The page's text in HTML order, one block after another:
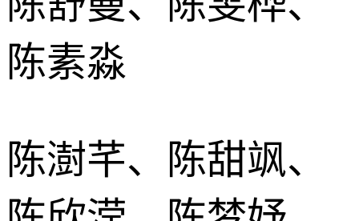
陈素淼
陈澍芊、陈甜飒、